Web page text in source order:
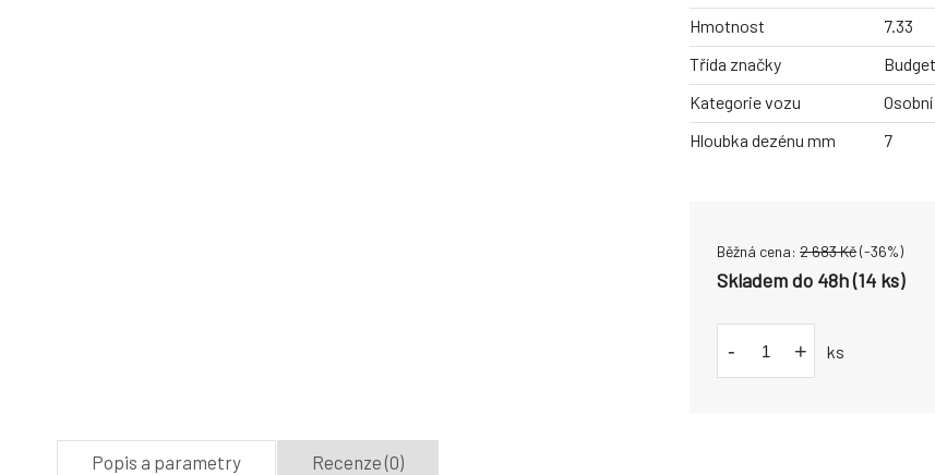
Hmotnost
7.33
Třída značky
Budget
Kategorie vozu
Osobní
Hloubka dezénu mm
7
Běžná cena: 2 683Kč(-36%)
Skladem do 48h (14 ks)
- + ks
Popis a parametry Recenze (0)